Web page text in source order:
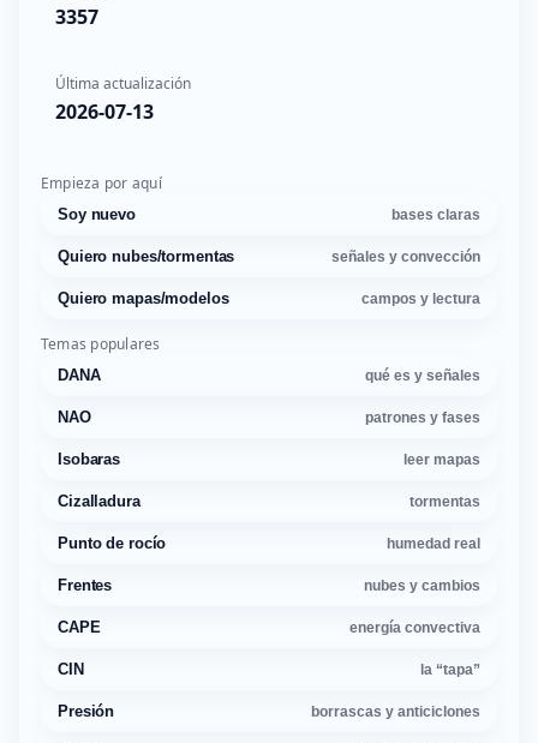
3357
Última actualización
2026-07-13
Empieza por aquí
Soy nuevo bases claras
Quiero nubes/tormentas señales y convección
Quiero mapas/modelos campos y lectura
Temas populares
DANA qué es y señales
NAO patrones y fases
Isobaras leer mapas
Cizalladura tormentas
Punto de rocío humedad real
Frentes nubes y cambios
CAPE energía convectiva
CIN la “tapa”
Presión borrascas y anticiclones